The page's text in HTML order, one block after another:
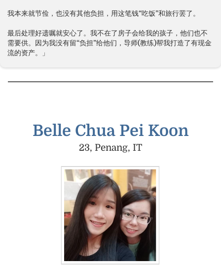
我本来就节俭，也没有其他负担，用这笔钱“吃饭”和旅行罢了。
最后处理好遗嘱就安心了。我不在了房子会给我的孩子，他们也不
需要供。因为我没有留“负担”给他们，导师(教练)帮我打造了有现金
流的资产。」
Belle Chua Pei Koon
23, Penang, IT